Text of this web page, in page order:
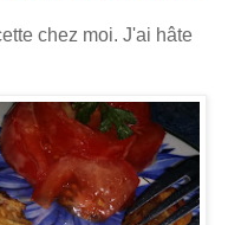
chez moi. J'ai hâte